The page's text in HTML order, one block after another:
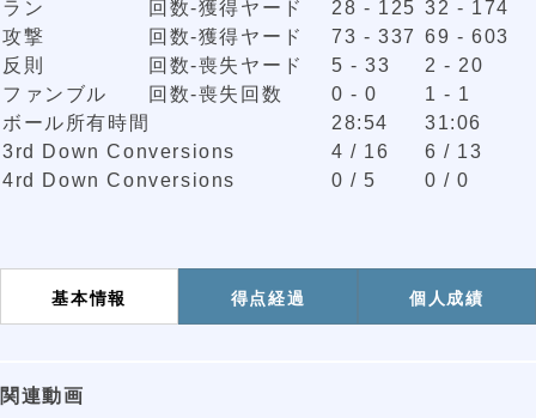
ラン 回数-獲得ヤード 28 - 125 32 - 174
攻撃
回数-獲得ヤード 73 - 337 69 - 603
反則
回数-喪失ヤード 5 - 33
2 - 20
ファンブル
回数-喪失回数 0 - 0
1 - 1
ボール所有時間
28:54
31:06
3rd Down Conversions
4 / 16
6 / 13
4rd Down Conversions
0 / 5 0 / 0
基本情報 得点経過 個人成績
関連動画